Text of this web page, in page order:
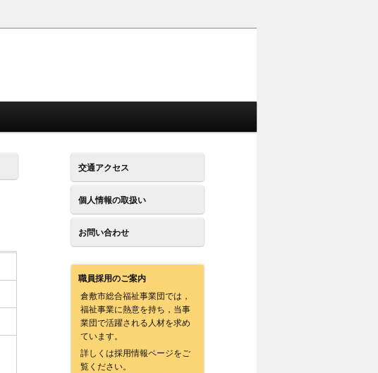
交通アクセス
個人情報の取扱い
お問い合わせ
職員採用のご案内
倉敷市総合福祉事業団では，
福祉事業に熱意を持ち，当事
業団で活躍される人材を求め
ています。
詳しくは採用情報ページをご
覧ください。